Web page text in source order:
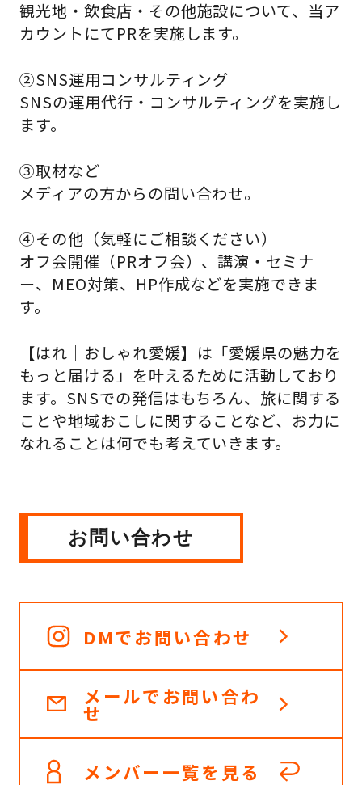
観光地・飲食店・その他施設について、当ア
カウントにてPRを実施します。
②SNS運用コンサルティング
SNSの運用代行・コンサルティングを実施し
ます。
③取材など
メディアの方からの問い合わせ。
④その他（気軽にご相談ください）
オフ会開催（PRオフ会）、講演・セミナ
ー、MEO対策、HP作成などを実施できま
す。
【はれ｜おしゃれ愛媛】は「愛媛県の魅力を
もっと届ける」を叶えるために活動しており
ます。SNSでの発信はもちろん、旅に関する
ことや地域おこしに関することなど、お力に
なれることは何でも考えていきます。
お問い合わせ
DMでお問い合わせ
メールでお問い合わ
せ
メンバー一覧を見る